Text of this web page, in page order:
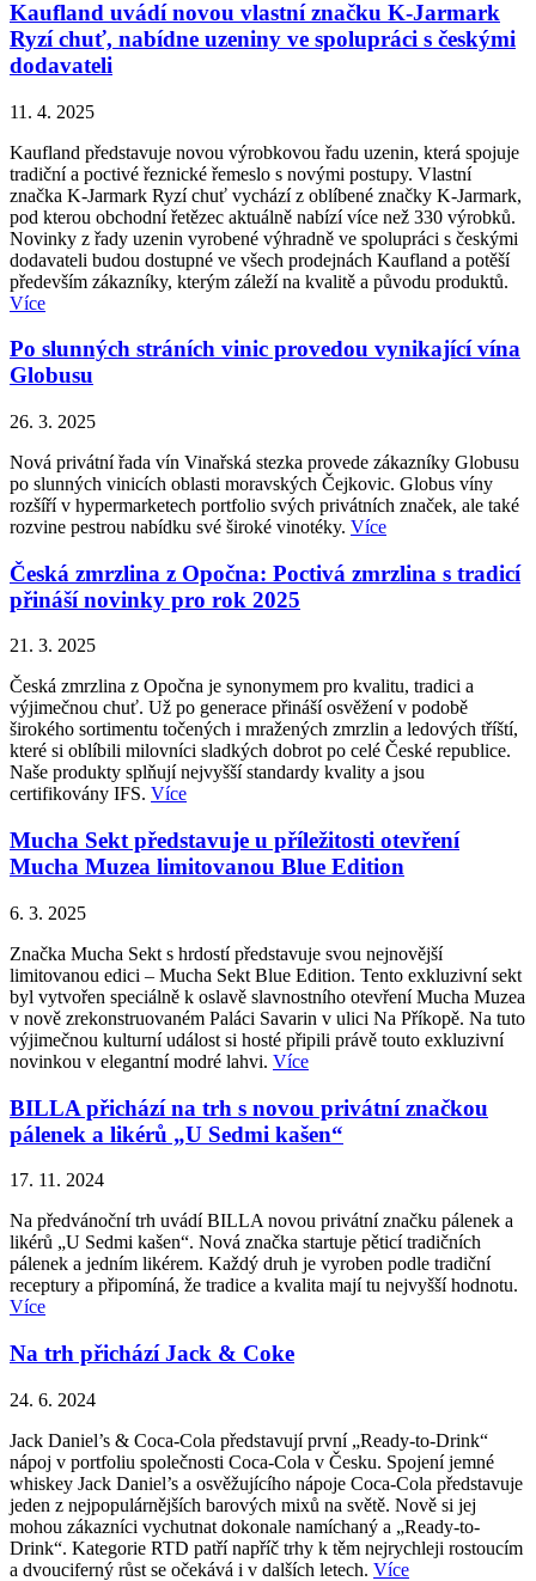
Kaufland uvádí novou vlastní značku K-Jarmark
Ryzí chuť, nabídne uzeniny ve spolupráci s českými
dodavateli
11. 4. 2025
Kaufland představuje novou výrobkovou řadu uzenin, která spojuje
tradiční a poctivé řeznické řemeslo s novými postupy. Vlastní
značka K-Jarmark Ryzí chuť vychází z oblíbené značky K-Jarmark,
pod kterou obchodní řetězec aktuálně nabízí více než 330 výrobků.
Novinky z řady uzenin vyrobené výhradně ve spolupráci s českými
dodavateli budou dostupné ve všech prodejnách Kaufland a potěší
především zákazníky, kterým záleží na kvalitě a původu produktů.
Více
Po slunných stráních vinic provedou vynikající vína
Globusu
26. 3. 2025
Nová privátní řada vín Vinařská stezka provede zákazníky Globusu
po slunných vinicích oblasti moravských Čejkovic. Globus víny
rozšíří v hypermarketech portfolio svých privátních značek, ale také
rozvine pestrou nabídku své široké vinotéky. Více
Česká zmrzlina z Opočna: Poctivá zmrzlina s tradicí
přináší novinky pro rok 2025
21. 3. 2025
Česká zmrzlina z Opočna je synonymem pro kvalitu, tradici a
výjimečnou chuť. Už po generace přináší osvěžení v podobě
širokého sortimentu točených i mražených zmrzlin a ledových tříští,
které si oblíbili milovníci sladkých dobrot po celé České republice.
Naše produkty splňují nejvyšší standardy kvality a jsou
certifikovány IFS. Více
Mucha Sekt představuje u příležitosti otevření
Mucha Muzea limitovanou Blue Edition
6. 3. 2025
Značka Mucha Sekt s hrdostí představuje svou nejnovější
limitovanou edici – Mucha Sekt Blue Edition. Tento exkluzivní sekt
byl vytvořen speciálně k oslavě slavnostního otevření Mucha Muzea
v nově zrekonstruovaném Paláci Savarin v ulici Na Příkopě. Na tuto
výjimečnou kulturní událost si hosté připili právě touto exkluzivní
novinkou v elegantní modré lahvi. Více
BILLA přichází na trh s novou privátní značkou
pálenek a likérů „U Sedmi kašen“
17. 11. 2024
Na předvánoční trh uvádí BILLA novou privátní značku pálenek a
likérů „U Sedmi kašen“. Nová značka startuje pěticí tradičních
pálenek a jedním likérem. Každý druh je vyroben podle tradiční
receptury a připomíná, že tradice a kvalita mají tu nejvyšší hodnotu.
Více
Na trh přichází Jack & Coke
24. 6. 2024
Jack Daniel’s & Coca-Cola představují první „Ready-to-Drink“
nápoj v portfoliu společnosti Coca-Cola v Česku. Spojení jemné
whiskey Jack Daniel’s a osvěžujícího nápoje Coca-Cola představuje
jeden z nejpopulárnějších barových mixů na světě. Nově si jej
mohou zákazníci vychutnat dokonale namíchaný a „Ready-to-
Drink“. Kategorie RTD patří napříč trhy k těm nejrychleji rostoucím
a dvouciferný růst se očekává i v dalších letech. Více